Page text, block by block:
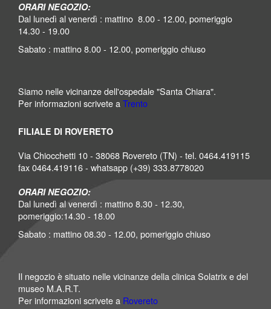
ORARI NEGOZIO:
Dal lunedì al venerdì : mattino 8.00 - 12.00, pomeriggio
14.30 - 19.00
Sabato : mattino 8.00 - 12.00, pomeriggio chiuso
Siamo nelle vicinanze dell'ospedale "Santa Chiara".
Per informazioni scrivete aTrento
FILIALE DI ROVERETO
Via Chiocchetti 10 - 38068 Rovereto (TN) - tel. 0464.419115
fax 0464.419116 - whatsapp (+39) 333.8778020
ORARI NEGOZIO:
Dal lunedì al venerdì : mattino 8.30 - 12.30,
pomeriggio:14.30 - 18.00
Sabato : mattino 08.30 - 12.00, pomeriggio chiuso
Il negozio è situato nelle vicinanze della clinica Solatrix e del
museo M.A.R.T.
Per informazioni scrivete a Rovereto